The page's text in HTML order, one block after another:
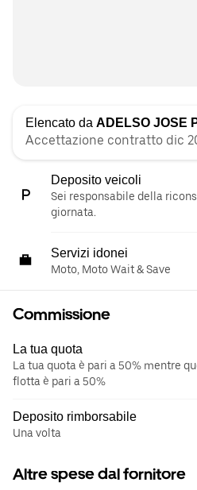
Elencato da ADELSO JOSE
Accettazione contratto dic
Deposito veicoli
Sei responsabile della
giornata.
Servizi idonei
Moto, Moto Wait & Save
Commissione
La tua quota
La tua quota è pari a 50% mentre
flotta è pari a 50%
Deposito rimborsabile
Una volta
Altre spese dal fornitore